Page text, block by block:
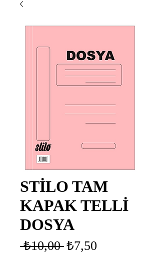
STİLO TAM
KAPAK TELLİ
DOSYA
₺10,00 Normal
₺7,50